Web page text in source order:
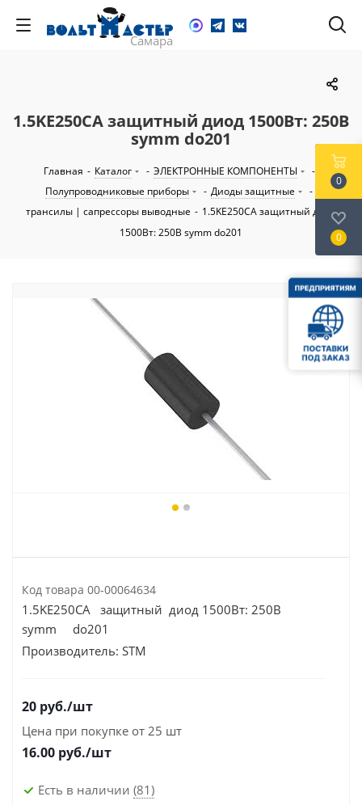
1.5KE250CA защитный диод 1500Вт: 250В
symm do201
Главная - Каталог - ЭЛЕКТРОННЫЕ КОМПОНЕНТЫ
-
Полупроводниковые приборы
- Диоды защитные
-
трансилы | сапрессоры выводные - 1.5KE250CA защитный диод
1500Вт: 250В symm do201
Код товара 00-00064634
1.5KE250CA защитный диод 1500Вт: 250В
symm do201
Производитель: STM
20 руб./шт
Цена при покупке от 25 шт
16.00 руб./шт
Есть в наличии (81)
0
0